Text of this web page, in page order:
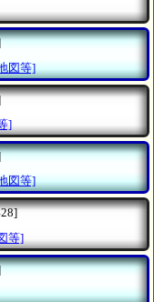
図等]
]
図等]
等]